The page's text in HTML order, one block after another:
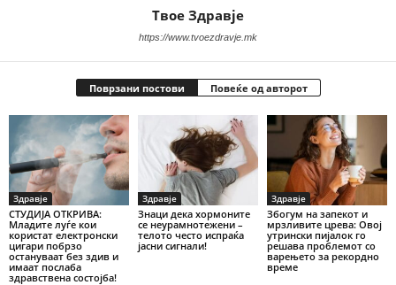
Твое Здравје
https://www.tvoezdravje.mk
Поврзани постови Повеќе од авторот
Здравје
СТУДИЈА ОТКРИВА:
Младите луѓе кои
користат електронски
цигари побрзо
остануваат без здив и
имаат послаба
здравствена состојба!
Здравје
Знаци дека хормоните
се неурамнотежени –
телото често испраќа
јасни сигнали!
Здравје
Збогум на запекот и
мрзливите црева: Овој
утрински пијалок го
решава проблемот со
варењето за рекордно
време